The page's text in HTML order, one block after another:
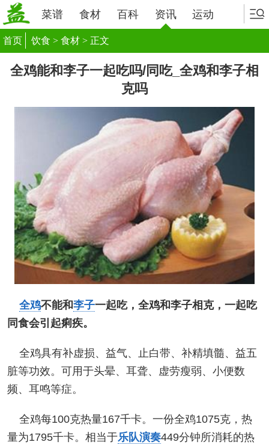
菜谱 食材 百科 资讯 运动
首页 饮食 > 食材 > 正文
全鸡能和李子一起吃吗/同吃_全鸡和李子相
克吗
全鸡不能和李子一起吃，全鸡和李子相克，一起吃
同食会引起痢疾。
全鸡具有补虚损、益气、止白带、补精填髓、益五
脏等功效。可用于头晕、耳聋、虚劳瘦弱、小便数
频、耳鸣等症。
全鸡每100克热量167千卡。一份全鸡1075克，热
量为1795千卡。相当于乐队演奏449分钟所消耗的热